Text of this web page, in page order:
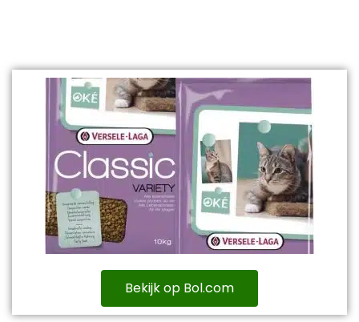
Bekijk op Bol.com